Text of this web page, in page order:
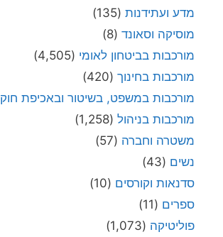
מדע ועתידנות (135)
מוסיקה וסאונד (8)
מורכבות בביטחון לאומי (4,505)
מורכבות בחינוך (420)
מורכבות במשפט, בשיטור ובאכיפת חוק
מורכבות בניהול (1,258)
משטרה וחברה (57)
נשים (43)
סדנאות וקורסים (10)
ספרים (11)
פוליטיקה (1,073)